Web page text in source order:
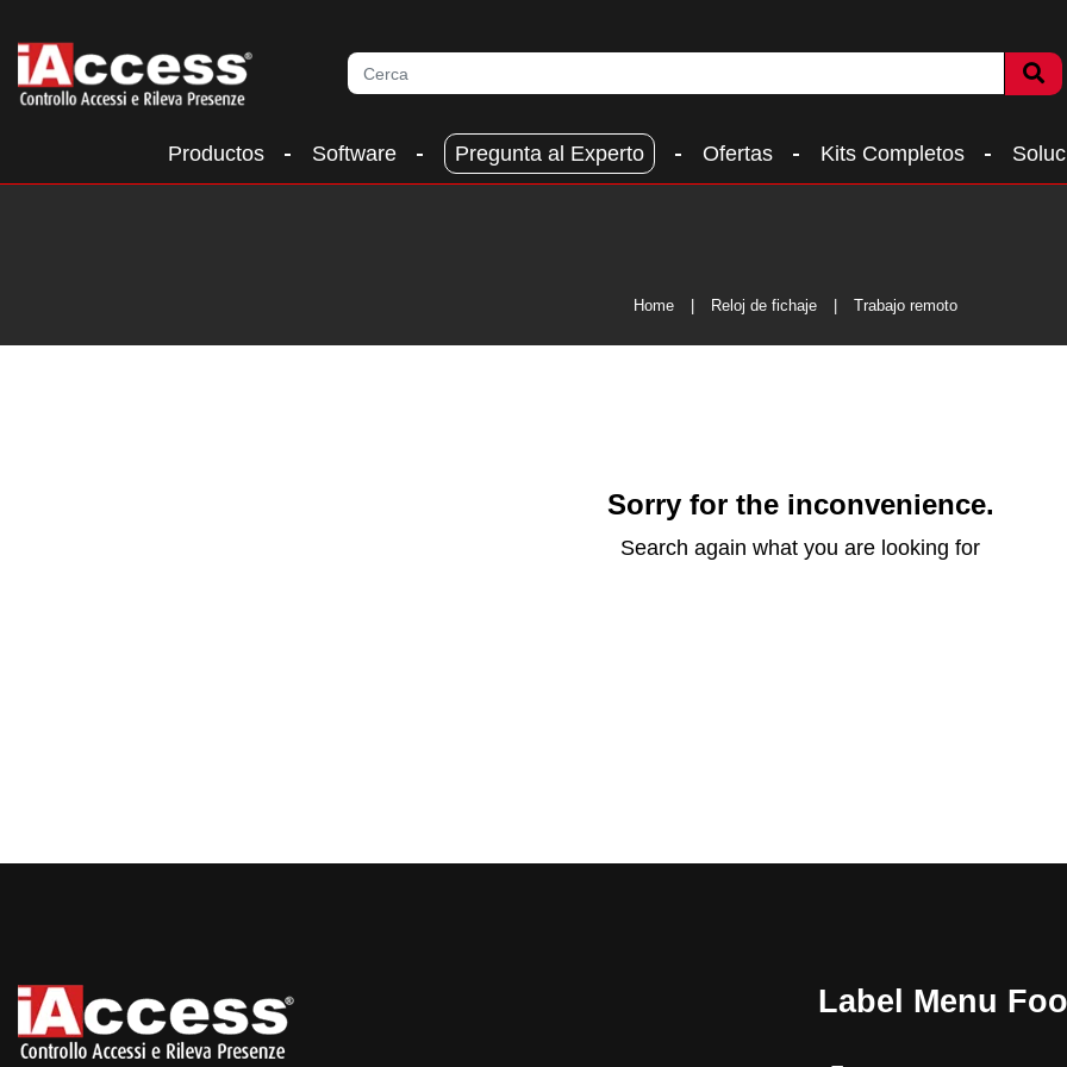
Productos Software Pregunta al Experto Ofertas Kits Completos
Home Reloj de fichaje Trabajo remoto
Sorry for the inconvenience.
Search again what you are looking for
Label Menu